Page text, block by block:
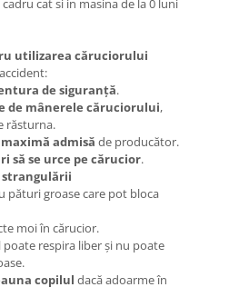
cat si in masina de la 0 luni
utilizarea căruciorului
de siguranță.
de mânerele căruciorului,
răsturna.
admisă de producător.
să se urce pe cărucior.
strangulării
pături groase care pot bloca
moi în cărucior.
respira liber și nu poate
copilul dacă adoarme în